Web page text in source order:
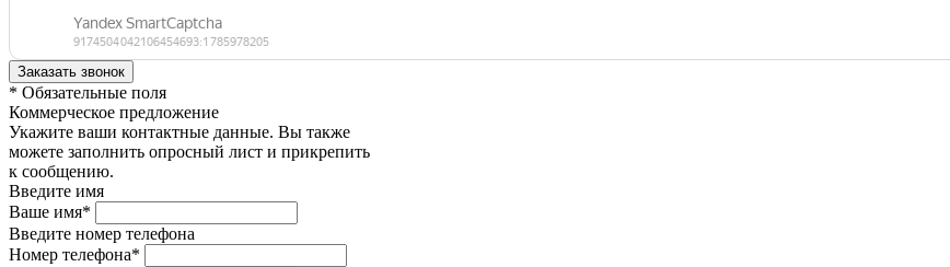
* Обязательные поля
Коммерческое предложение
Укажите ваши контактные данные. Вы также
можете заполнить опросный лист и прикрепить
к сообщению.
Введите имя
Ваше имя*
Введите номер телефона
Номер телефона*